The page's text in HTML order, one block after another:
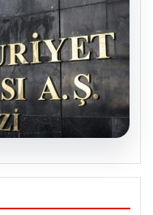
Faiz Kararı Ne